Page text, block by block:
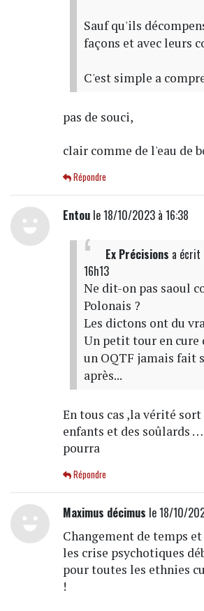
Sauf qu'ils
façons et avec leurs
C'est simple a
pas de souci,
clair comme de l'eau de
Répondre
Entoule 18/10/2023 à 16:38
Ex Précisions a écrit
16h13
Ne dit-on pas saoul
Polonais ?
Les dictons ont du
Un petit tour en cure
un OQTF jamais fait
après...
En tous cas ,la vérité sort
enfants et des soûlards
pourra
Répondre
Maximus décimus le 18/10/
Changement de temps
les crise psychotiques
pour toutes les ethnies
!